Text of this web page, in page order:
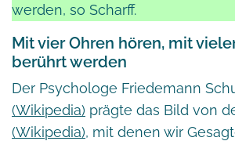
werden, so Scharff.
Mit vier Ohren hören, mit
berührt werden
Der Psychologe Friedemann
(Wikipedia) prägte das Bild von
(Wikipedia), mit denen wir